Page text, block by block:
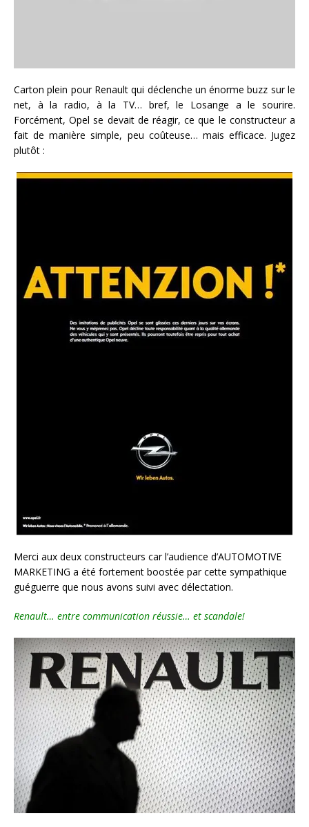
Carton plein pour Renault qui déclenche un énorme buzz sur le
net, à la radio, à la TV… bref, le Losange a le sourire.
Forcément, Opel se devait de réagir, ce que le constructeur a
fait de manière simple, peu coûteuse… mais efficace. Jugez
plutôt :
Merci aux deux constructeurs car l’audience d’AUTOMOTIVE
MARKETING a été fortement boostée par cette sympathique
guéguerre que nous avons suivi avec délectation.
Renault… entre communication réussie… et scandale!